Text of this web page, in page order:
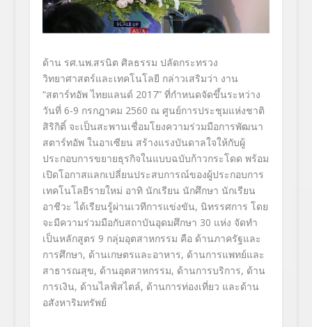
ด้าน รศ.นพ.สรนิต ศิลธรรม ปลัดกระทรวง
วิทยาศาสตร์และเทคโนโลยี กล่าวเสริมว่า งาน
“สตาร์ทอัพ ไทยแลนด์ 2017” ที่กำหนดจัดขึ้นระหว่าง
วันที่ 6-9 กรกฎาคม 2560 ณ ศูนย์การประชุมแห่งชาติ
สิริกิติ์ จะเป็นสะพานเชื่อมโยงความร่วมมือการพัฒนา
สตาร์ทอัพ ในอาเซียน สร้างแรงบันดาลใจให้กับผู้
ประกอบการขยายธุรกิจในแบบฉบับก้าวกระโดด พร้อม
เปิดโอกาสแลกเปลี่ยนประสบการณ์ของผู้ประกอบการ
เทคโนโลยีรายใหม่ อาทิ นักเรียน นักศึกษา นักเรียน
อาชีวะ ได้เรียนรู้ผ่านเวทีการแข่งขัน, นิทรรศการ โดย
จะมีความร่วมมือกับสถาบันอุดมศึกษา 30 แห่ง จัดทำ
เป็นหลักสูตร 9 กลุ่มอุตสาหกรรม คือ ด้านภาครัฐและ
การศึกษา, ด้านเกษตรและอาหาร, ด้านการแพทย์และ
สาธารณสุข, ด้านอุตสาหกรรม, ด้านการบริการ, ด้าน
การเงิน, ด้านไลฟ์สไตล์, ด้านการท่องเที่ยว และด้าน
อสังหาริมทรัพย์